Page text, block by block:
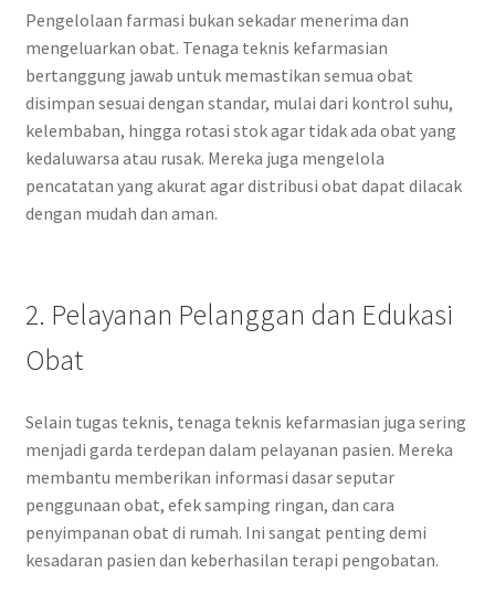
Pengelolaan farmasi bukan sekadar menerima dan
mengeluarkan obat. Tenaga teknis kefarmasian
bertanggung jawab untuk memastikan semua obat
disimpan sesuai dengan standar, mulai dari kontrol suhu,
kelembaban, hingga rotasi stok agar tidak ada obat yang
kedaluwarsa atau rusak. Mereka juga mengelola
pencatatan yang akurat agar distribusi obat dapat dilacak
dengan mudah dan aman.
2. Pelayanan Pelanggan dan Edukasi
Obat
Selain tugas teknis, tenaga teknis kefarmasian juga sering
menjadi garda terdepan dalam pelayanan pasien. Mereka
membantu memberikan informasi dasar seputar
penggunaan obat, efek samping ringan, dan cara
penyimpanan obat di rumah. Ini sangat penting demi
kesadaran pasien dan keberhasilan terapi pengobatan.